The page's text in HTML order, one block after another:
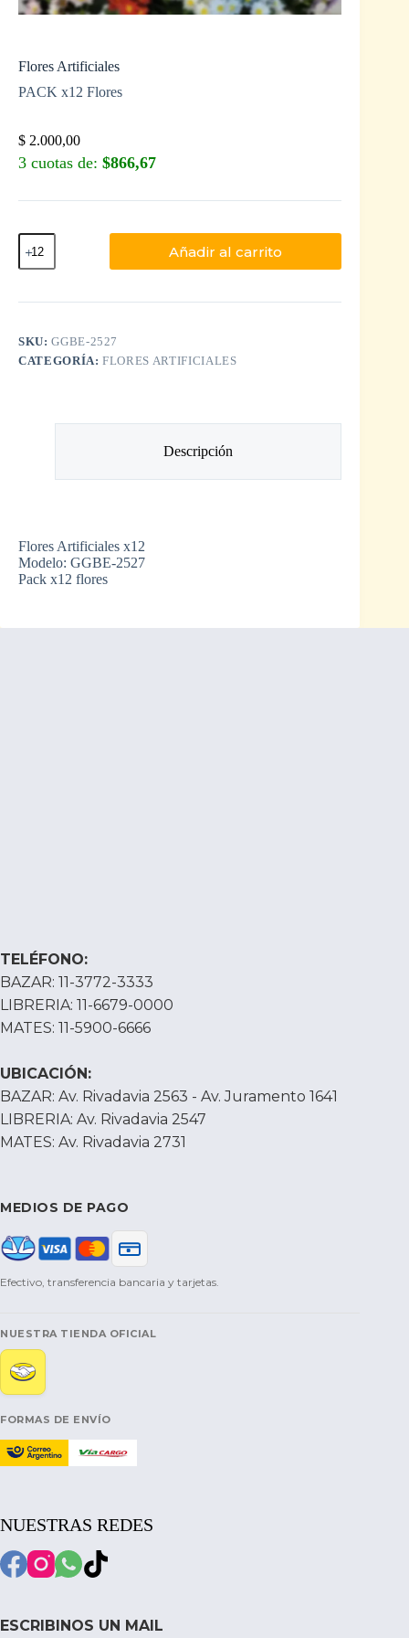
Flores Artificiales
PACK x12 Flores
$ 2.000,00
3 cuotas de: $866,67
Añadir al carrito
SKU:GGBE-2527
CATEGORÍA:FLORES ARTIFICIALES
Descripción
Flores Artificiales x12
Modelo: GGBE-2527
Pack x12 flores
TELÉFONO:
BAZAR: 11-3772-3333
LIBRERIA: 11-6679-0000
MATES: 11-5900-6666
UBICACIÓN:
BAZAR: Av. Rivadavia 2563 - Av. Juramento 1641
LIBRERIA: Av. Rivadavia 2547
MATES: Av. Rivadavia 2731
MEDIOS DE PAGO
Efectivo, transferencia bancaria y tarjetas.
NUESTRA TIENDA OFICIAL
FORMAS DE ENVÍO
NUESTRAS REDES
ESCRIBINOS UN MAIL